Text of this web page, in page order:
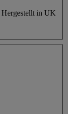
Hergestellt in UK